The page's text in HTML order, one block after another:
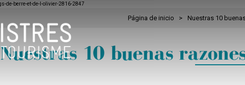
Página de inicio > Nuestras 10
Nuestras 10 buenas